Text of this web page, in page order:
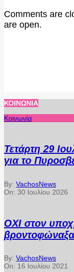
Comments are
are open.
ΚΟΙΝΩΝΊΑ
Κοινωνία
Τετάρτη 29
για το
By: VachosNews
On: 30 Ιουλίου 2026
ΟΧΙ στον
By: VachosNews
On: 16 Ιουλίου 2021